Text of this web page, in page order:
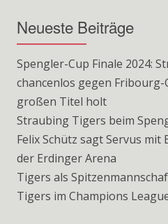
Neueste Beiträge
Spengler-Cup Finale 2024:
chancenlos gegen
großen Titel holt
Straubing Tigers beim
Felix Schütz sagt Servus mit
der Erdinger Arena
Tigers als
Tigers im Champions